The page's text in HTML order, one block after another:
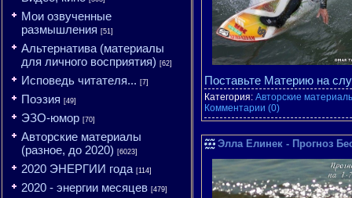
Мои озвученные
размышления [51]
Альтернатива (материалы
для личного восприятия) [62]
Исповедь читателя... [7]
Поэзия [49]
ЭЗО-юмор [70]
Авторские материалы
(разное, до 2020) [6023]
2020 ЭНЕРГИИ года [114]
2020 - энергии месяцев [479]
Поставьте Материю на
Категория: Авторские
Комментарии (0)
Элла Елинек - Прогноз